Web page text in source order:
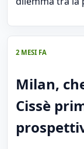
2 MESI FA
Milan,
Cissè